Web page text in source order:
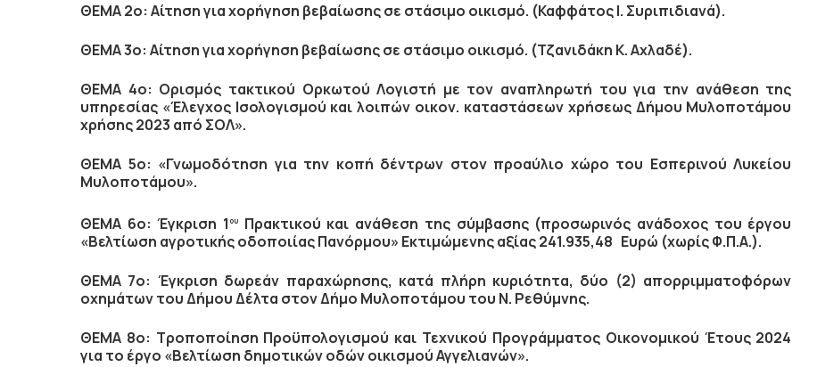
ΘΕΜΑ 2ο: Αίτηση για χορήγηση βεβαίωσης σε στάσιμο οικισμό. (Καφφάτος Ι. Συριπιδιανά).
ΘΕΜΑ 3ο: Αίτηση για χορήγηση βεβαίωσης σε στάσιμο οικισμό. (Τζανιδάκη Κ. Αχλαδέ).
ΘΕΜΑ 4ο: Ορισμός τακτικού Ορκωτού Λογιστή με τον αναπληρωτή του για την ανάθεση της
υπηρεσίας «Έλεγχος Ισολογισμού και λοιπών οικον. καταστάσεων χρήσεως Δήμου Μυλοποτάμου
χρήσης 2023 από ΣΟΛ».
ΘΕΜΑ 5ο: «Γνωμοδότηση για την κοπή δέντρων στον προαύλιο χώρο του Εσπερινού Λυκείου
Μυλοποτάμου».
ΘΕΜΑ 6ο: Έγκριση 1 ου
Πρακτικού και ανάθεση της σύμβασης (προσωρινός ανάδοχος του έργου
«Βελτίωση αγροτικής οδοποιίας Πανόρμου» Εκτιμώμενης αξίας241.935,48 Ευρώ (χωρίς Φ.Π.Α.).
ΘΕΜΑ 7ο: Έγκριση δωρεάν παραχώρησης, κατά πλήρη κυριότητα, δύο (2) απορριμματοφόρων
οχημάτων του Δήμου Δέλτα στον Δήμο Μυλοποτάμου του Ν. Ρεθύμνης.
ΘΕΜΑ 8ο: Τροποποίηση Προϋπολογισμού και Τεχνικού Προγράμματος Οικονομικού Έτους 2024
για το έργο «Βελτίωση δημοτικών οδών οικισμού Αγγελιανών».